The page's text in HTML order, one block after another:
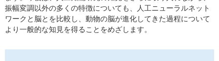
振幅変調以外の多くの特徴についても、人工ニューラルネット
ワークと脳とを比較し、動物の脳が進化してきた過程について
より一般的な知見を得ることをめざします。